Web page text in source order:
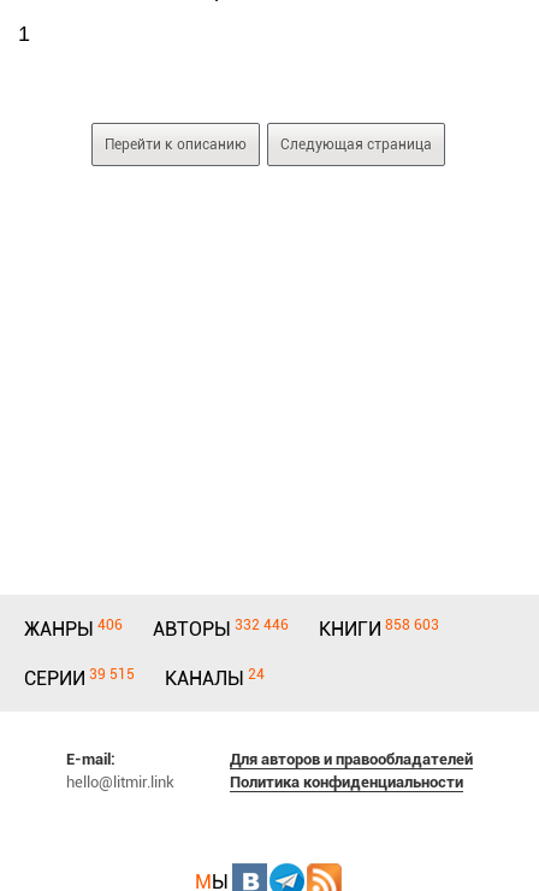
1
Перейти к описанию Следующая страница
ЖАНРЫ 406 АВТОРЫ 332 446 КНИГИ 858 603
СЕРИИ 39 515 КАНАЛЫ 24
E-mail:
hello@litmir.link
Для авторов и правообладателей
Политика конфиденциальности
МЫ